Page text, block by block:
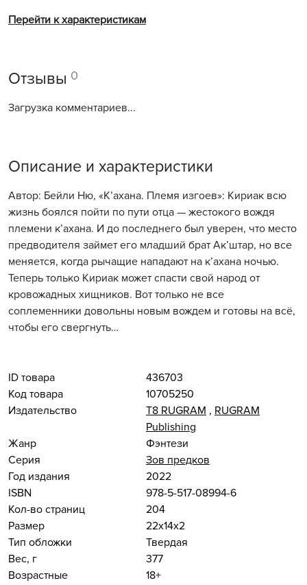
Перейти к характеристикам
Отзывы 0
Загрузка комментариев...
Описание и характеристики
Автор: Бейли Ню, «К’ахана. Племя изгоев»: Кириак всю
жизнь боялся пойти по пути отца — жестокого вождя
племени к’ахана. И до последнего был уверен, что место
предводителя займет его младший брат Ак’штар, но все
меняется, когда рычащие нападают на к’ахана ночью.
Теперь только Кириак может спасти свой народ от
кровожадных хищников. Вот только не все
соплеменники довольны новым вождем и готовы на всё,
чтобы его свергнуть…
ID товара
436703
Код товара
10705250
Издательство
Т8 RUGRAM , RUGRAM
Publishing
Жанр
Фэнтези
Серия
Зов предков
Год издания
2022
ISBN
978-5-517-08994-6
Кол-во страниц
204
Размер
22x14x2
Тип обложки
Твердая
Вес, г
377
Возрастные
18+